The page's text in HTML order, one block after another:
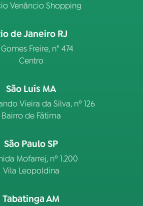
Venâncio Shopping
de Janeiro RJ
Freire, n° 474
Centro
São Luís MA
Vieira da Silva, nº 126
Bairro de Fátima
São Paulo SP
Mofarrej, nº 1.200
Vila Leopoldina
Tabatinga AM